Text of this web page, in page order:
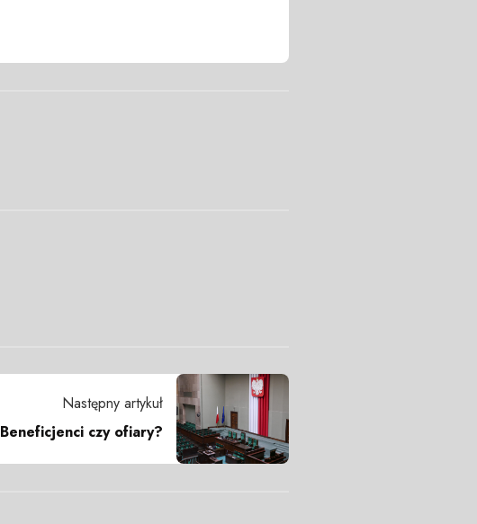
Następny artykuł
Beneficjenci czy ofiary?